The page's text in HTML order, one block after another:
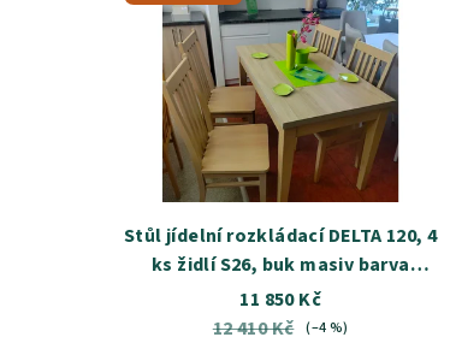
Stůl jídelní rozkládací DELTA 120, 4
ks židlí S26, buk masiv barva
sonoma - SKLADEM
11 850 Kč
12 410 Kč (–4 %)